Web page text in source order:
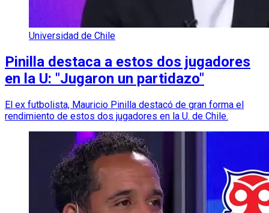
Universidad de Chile
Pinilla destaca a estos dos jugadores
en la U: "Jugaron un partidazo"
El ex futbolista, Mauricio Pinilla destacó de gran forma el
rendimiento de estos dos jugadores en la U. de Chile.